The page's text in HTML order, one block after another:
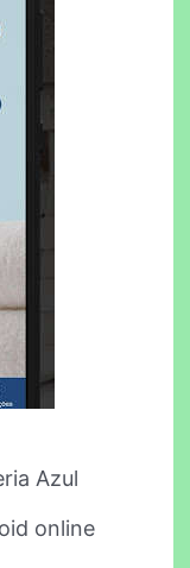
Azul
online